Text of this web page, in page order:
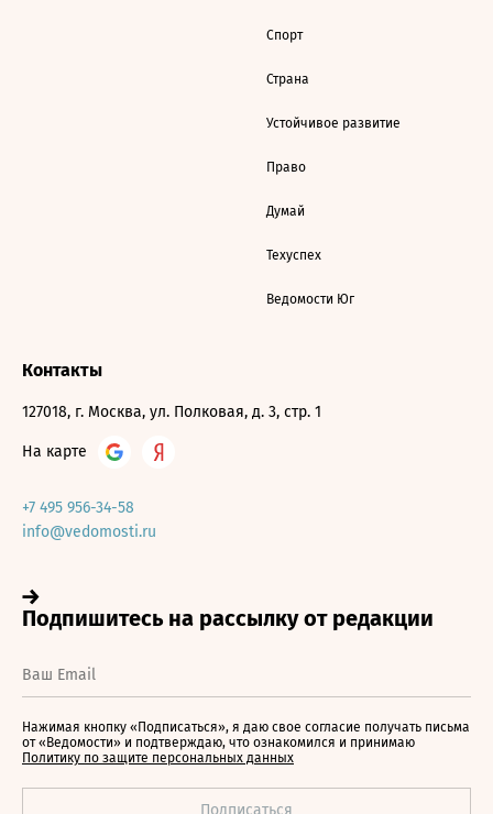
Спорт
Страна
Устойчивое развитие
Право
Думай
Техуспех
Ведомости Юг
Контакты
127018, г. Москва, ул. Полковая, д. 3, стр. 1
На карте
+7 495 956-34-58
info@vedomosti.ru
Нажимая кнопку «Подписаться», я даю свое согласие получать письма
от «Ведомости» и подтверждаю, что ознакомился и принимаю
Политику по защите персональных данных